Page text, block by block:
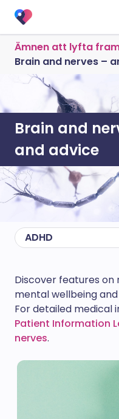
Ämnen att lyfta
Brain and nerves –
Brain and
and advice
ADHD
Discover features on
mental wellbeing
For detailed medical
Patient Information
nerves.